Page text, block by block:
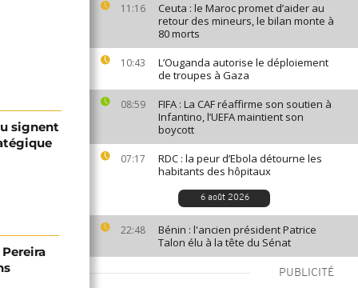
11:16
Ceuta : le Maroc promet d’aider au
retour des mineurs, le bilan monte à
80 morts
10:43
L’Ouganda autorise le déploiement
de troupes à Gaza
08:59
FIFA : La CAF réaffirme son soutien à
Infantino, l’UEFA maintient son
boycott
07:17
RDC : la peur d’Ebola détourne les
habitants des hôpitaux
6 août 2026
22:48
Bénin : l'ancien président Patrice
Talon élu à la tête du Sénat
PUBLICITÉ
signent